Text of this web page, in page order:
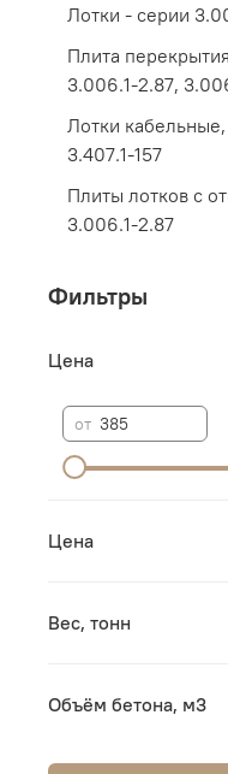
Лотки - серии
Плита
3.006.1-2.87,
Лотки
3.407.1-157
Плиты лотков с
3.006.1-2.87
Фильтры
Цена
от
Цена
Вес, тонн
Объём бетона, м3